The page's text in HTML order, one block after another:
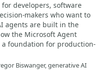
developers, software
makers who want to
agents are built in the
the Microsoft Agent
a foundation for production-
Biswanger, generative AI